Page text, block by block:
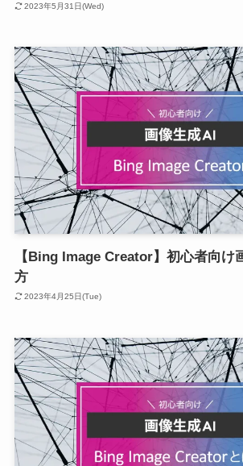
2023年5月31日(Wed)
【Bing Image Creator】初心者向け
方
2023年4月25日(Tue)